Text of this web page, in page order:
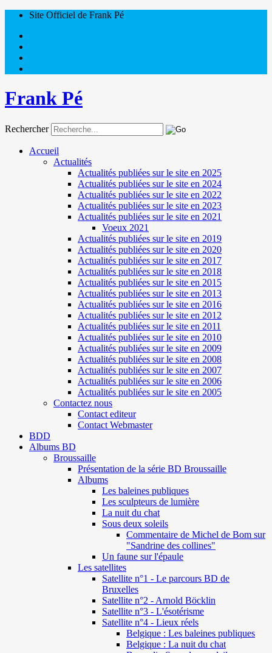
Site Officiel de Frank Pé
Frank Pé
Rechercher
Accueil
Actualités
Actualités publiées sur le site en 2025
Actualités publiées sur le site en 2024
Actualités publiées sur le site en 2022
Actualités publiées sur le site en 2023
Actualités publiées sur le site en 2021
Voeux 2021
Actualités publiées sur le site en 2019
Actualités publiées sur le site en 2020
Actualités publiées sur le site en 2017
Actualités publiées sur le site en 2018
Actualités publiées sur le site en 2015
Actualités publiées sur le site en 2013
Actualités publiées sur le site en 2016
Actualités publiées sur le site en 2012
Actualités publiées sur le site en 2011
Actualités publiées sur le site en 2010
Actualités publiées sur le site en 2009
Actualités publiées sur le site en 2008
Actualités publiées sur le site en 2007
Actualités publiées sur le site en 2006
Actualités publiées sur le site en 2005
Contactez nous
Contact editeur
Contact Webmaster
BDD
Albums BD
Broussaille
Présentation de la série BD Broussaille
Albums
Les baleines publiques
Les sculpteurs de lumière
La nuit du chat
Sous deux soleils
Commentaire de Michel de Bom sur
"Sandrine des collines"
Un faune sur l'épaule
Les satellites
Satellite n°1 - Le parcours BD de
Bruxelles
Satellite n°2 - Arnold Böcklin
Satellite n°3 - L'ésotérisme
Satellite n°4 - Lieux réels
Belgique : Les baleines publiques
Belgique : La nuit du chat